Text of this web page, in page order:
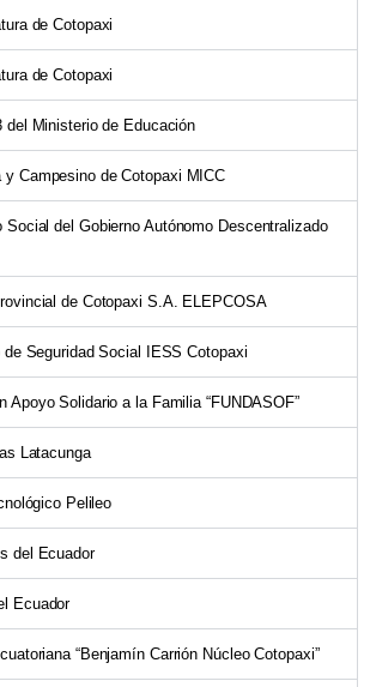
de Cotopaxi
de Cotopaxi
del Ministerio de Educación
y Campesino de Cotopaxi MICC
Social del Gobierno Autónomo Descentralizado
de Cotopaxi S.A. ELEPCOSA
de Seguridad Social IESS Cotopaxi
Apoyo Solidario a la Familia “FUNDASOF”
Latacunga
Pelileo
del Ecuador
Ecuador
“Benjamín Carrión Núcleo Cotopaxi”